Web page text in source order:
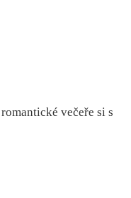
večeře si s